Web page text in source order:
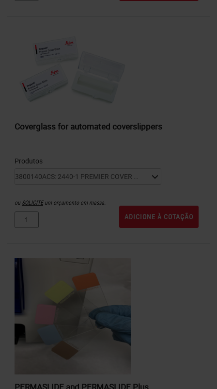
Coverglass for automated coverslippers
Produtos
ou SOLICITEum orçamento em massa.
ADICIONE À COTAÇÃO
PERMASLIDE and PERMASLIDE Plus